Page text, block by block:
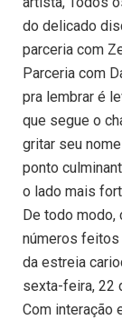
do delicado
parceria com
Parceria com
pra lembrar é
que segue o
gritar seu
ponto
o lado mais
De todo modo,
números feitos
da estreia
sexta-feira, 22
Com interação